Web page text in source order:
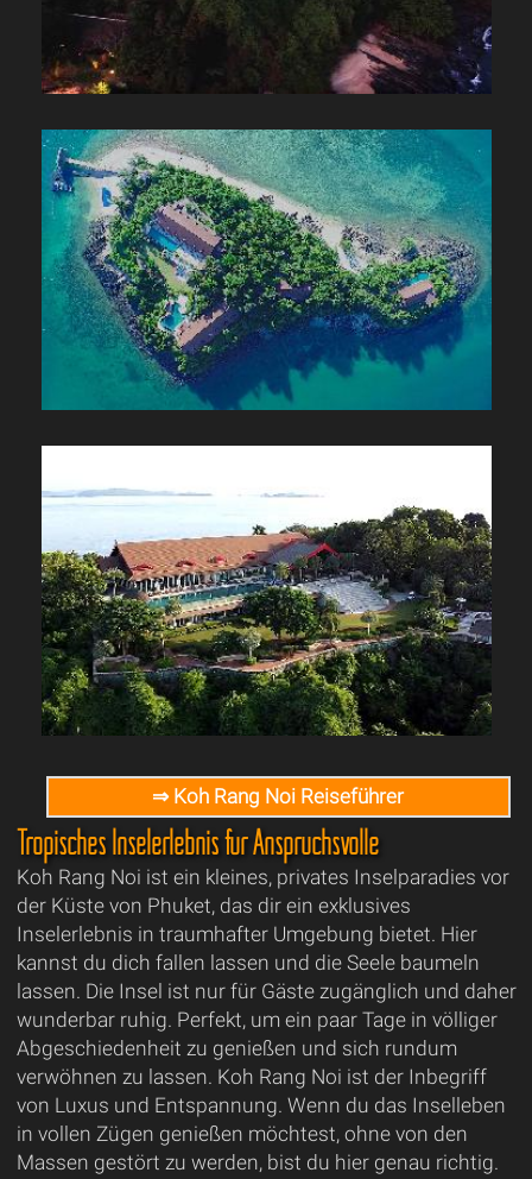
⇒ Koh Rang Noi Reiseführer
Tropisches Inselerlebnis für Anspruchsvolle
Koh Rang Noi ist ein kleines, privates Inselparadies vor
der Küste von Phuket, das dir ein exklusives
Inselerlebnis in traumhafter Umgebung bietet. Hier
kannst du dich fallen lassen und die Seele baumeln
lassen. Die Insel ist nur für Gäste zugänglich und daher
wunderbar ruhig. Perfekt, um ein paar Tage in völliger
Abgeschiedenheit zu genießen und sich rundum
verwöhnen zu lassen. Koh Rang Noi ist der Inbegriff
von Luxus und Entspannung. Wenn du das Inselleben
in vollen Zügen genießen möchtest, ohne von den
Massen gestört zu werden, bist du hier genau richtig.